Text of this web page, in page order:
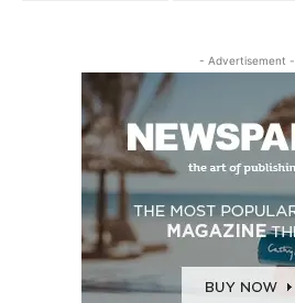
- Advertisement -